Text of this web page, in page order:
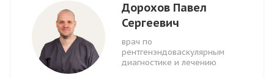
Дорохов Павел
Сергеевич
врач по
рентгенэндоваскулярным
диагностике и лечению